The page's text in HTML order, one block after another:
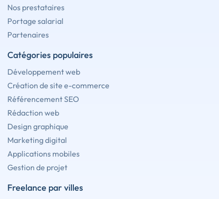
Nos prestataires
Portage salarial
Partenaires
Catégories populaires
Développement web
Création de site e-commerce
Référencement SEO
Rédaction web
Design graphique
Marketing digital
Applications mobiles
Gestion de projet
Freelance par villes